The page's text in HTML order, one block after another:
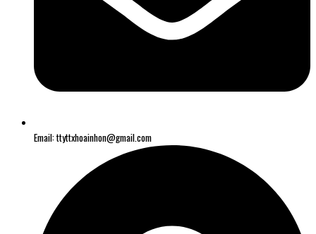
Email: ttyttxhoainhon@gmail.com